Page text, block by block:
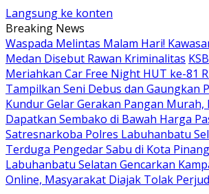
Langsung ke konten
Breaking News
Waspada Melintas Malam Hari!
Medan Disebut Rawan Kriminalitas
Meriahkan Car Free Night HUT ke-81
Tampilkan Seni Debus dan Gaungkan
Kundur Gelar Gerakan Pangan Murah,
Dapatkan Sembako di Bawah Harga
Satresnarkoba Polres Labuhanbatu
Terduga Pengedar Sabu di Kota Pinang
Labuhanbatu Selatan Gencarkan
Online, Masyarakat Diajak Tolak